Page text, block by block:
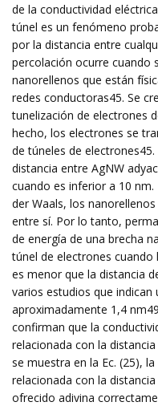
de la conductividad
túnel es un fenómeno
por la distancia entre
percolación ocurre cuando
nanorellenos que están
redes conductoras45. Se
tunelización de electrones
hecho, los electrones se
de túneles de
distancia entre AgNW
cuando es inferior a 10
der Waals, los
entre sí. Por lo tanto,
de energía de una brecha
túnel de electrones
es menor que la distancia
varios estudios que
aproximadamente 1,4
confirman que la
relacionada con la
se muestra en la Ec. (25),
relacionada con la
ofrecido adivina